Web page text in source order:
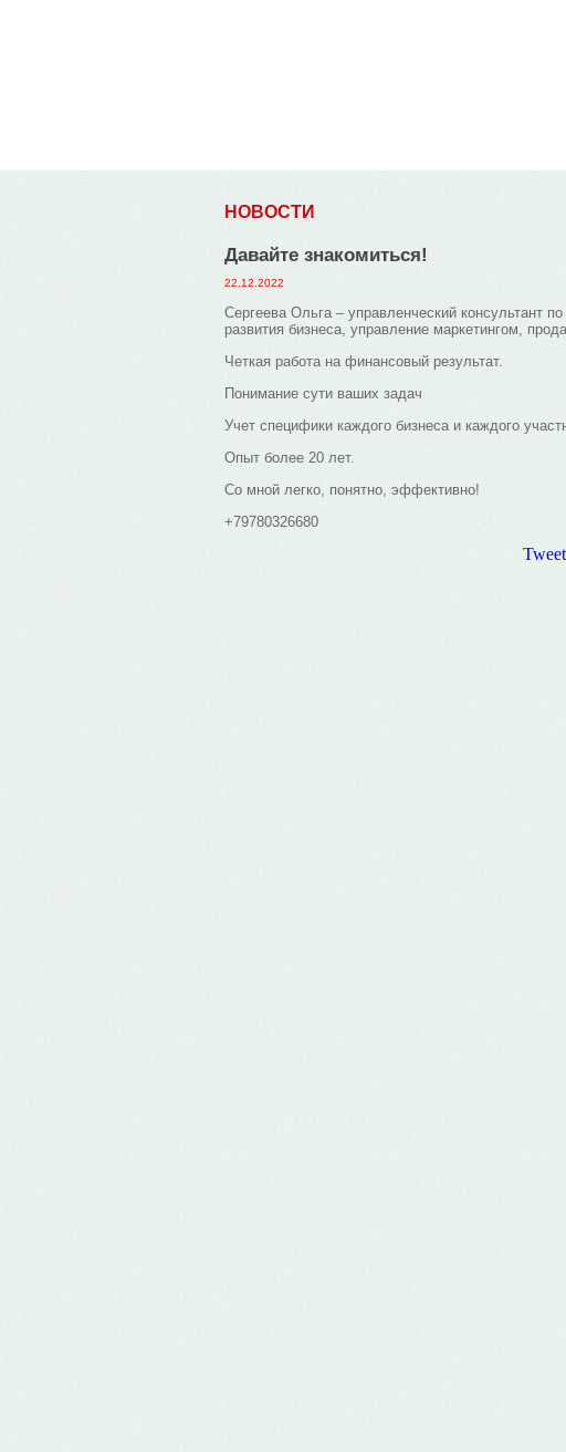
НОВОСТИ
Давайте знакомиться!
22.12.2022
Сергеева Ольга – управленческий консультант
развития бизнеса, управление маркетингом,
Четкая работа на финансовый результат.
Понимание сути ваших задач
Учет специфики каждого бизнеса и каждого
Опыт более 20 лет.
Со мной легко, понятно, эффективно!
+79780326680
Tweet